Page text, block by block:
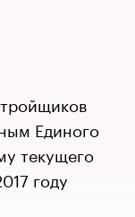
Единого
текущего
году